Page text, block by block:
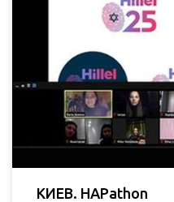
КИЕВ. HAPathon